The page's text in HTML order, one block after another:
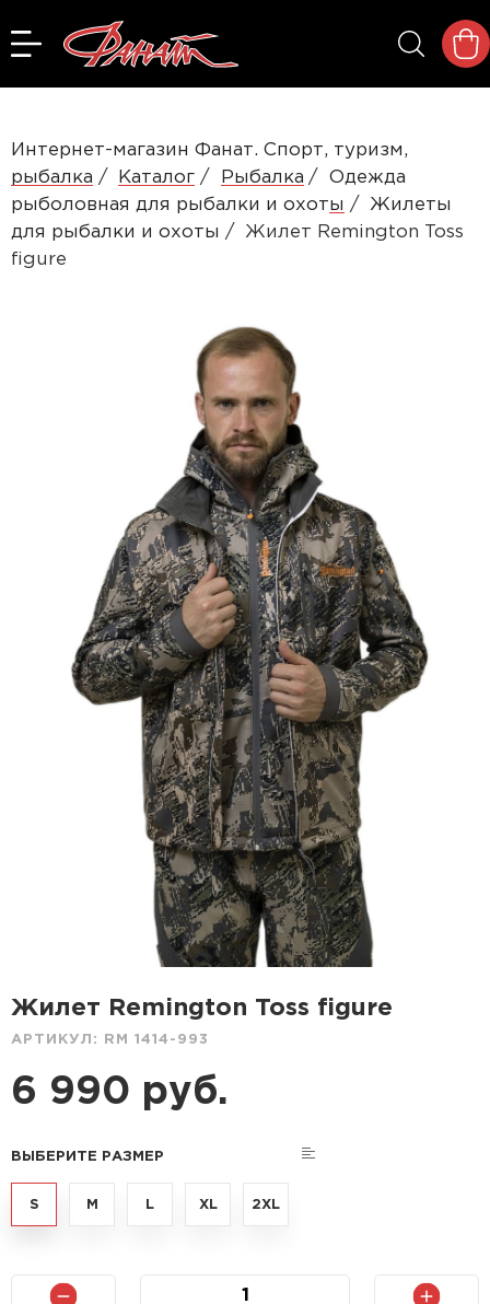
Интернет-магазин Фанат. Спорт, туризм,
рыбалка
Каталог Рыбалка
Одежда
рыболовная для рыбалки и охоты
Жилеты
для рыбалки и охоты
Жилет Remington Toss
figure
Жилет Remington Toss figure
АРТИКУЛ: RM 1414-993
6 990 руб.
ВЫБЕРИТЕ РАЗМЕР
S M L XL 2XL